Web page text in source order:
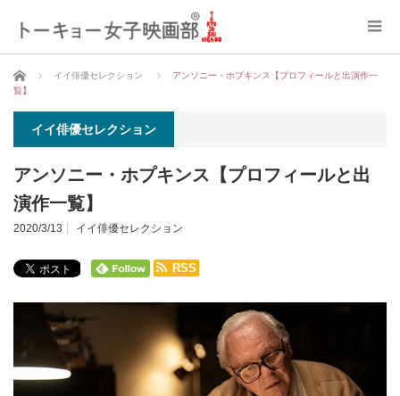
ホーム イイ俳優セレクション
アンソニー・ホプキンス【プロフィールと出演作一
覧】
イイ俳優セレクション
アンソニー・ホプキンス【プロフィールと出
演作一覧】
2020/3/13 イイ俳優セレクション
RSS